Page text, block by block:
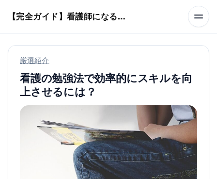
【完全ガイド】看護師になるまでのステップ＆スケジュール
厳選紹介
看護の勉強法で効率的にスキルを向
上させるには？